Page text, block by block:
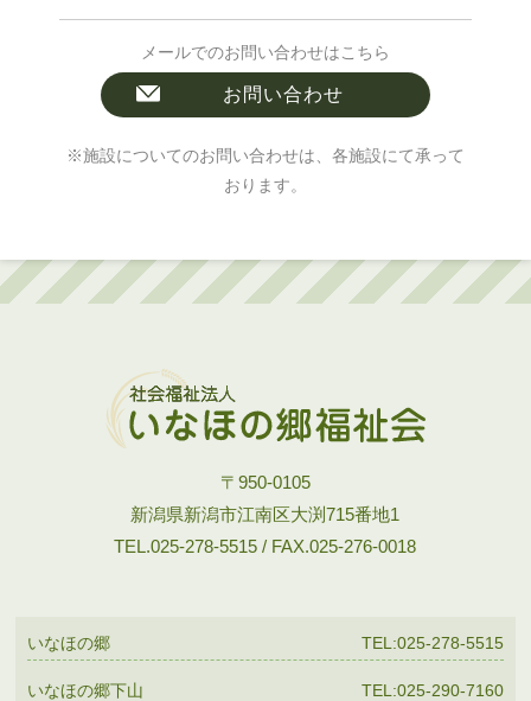
メールでのお問い合わせはこちら
お問い合わせ
※施設についてのお問い合わせは、各施設にて承って
おります。
〒950-0105
新潟県新潟市江南区大渕715番地1
TEL.025-278-5515 / FAX.025-276-0018
いなほの郷 TEL:025-278-5515
いなほの郷下山 TEL:025-290-7160